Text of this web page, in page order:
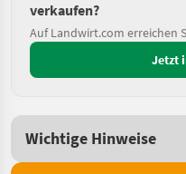
verkaufen?
Auf Landwirt.com erreichen
Jetzt
Wichtige Hinweise